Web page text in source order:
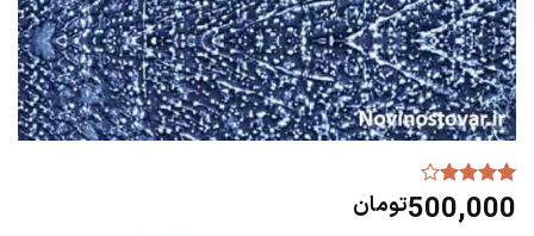
امتیازدهی
4.00
از 5
1
500,000تومان